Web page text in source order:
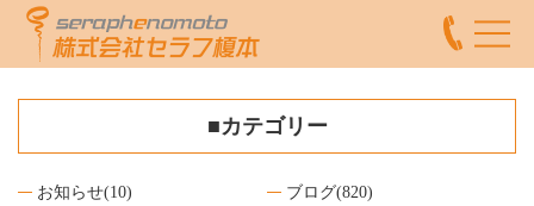
■カテゴリー
お知らせ(10) ブログ(820)